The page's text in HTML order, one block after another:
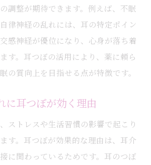
調整が期待できます。例えば、不眠
律神経の乱れには、耳の特定ポイン
感神経が優位になり、心身が落ち着
す。耳つぼの活用により、薬に頼ら
の質向上を目指せる点が特徴です。
に耳つぼが効く理由
ストレスや生活習慣の影響で起こり
す。耳つぼが効果的な理由は、耳介
に関わっているためです。耳のつぼ